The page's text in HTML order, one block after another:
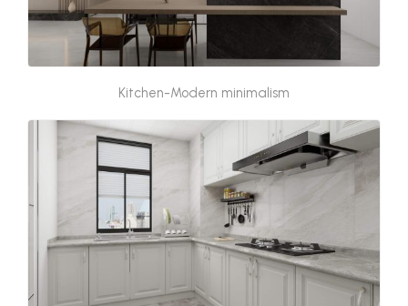
Kitchen-Modern minimalism